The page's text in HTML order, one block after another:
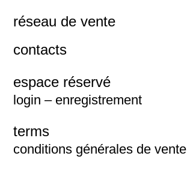
réseau de vente
contacts
espace réservé
login – enregistrement
terms
conditions générales de vente